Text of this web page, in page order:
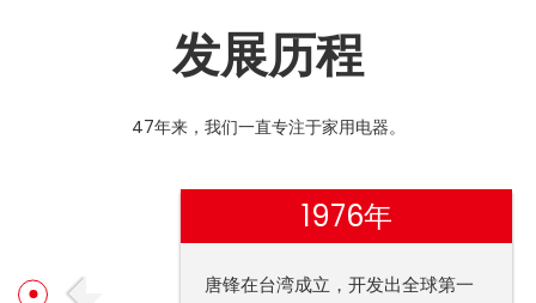
发展历程
47年来，我们一直专注于家用电器。​​​​​​​
1976年
唐锋在台湾成立，开发出全球第一